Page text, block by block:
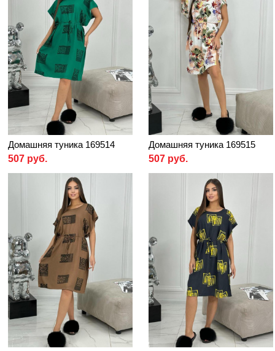
Домашняя туника 169514
507 руб.
Домашняя туника 169515
507 руб.